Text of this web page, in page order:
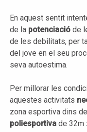
En aquest sentit
de la potenciació de
de les debilitats, per
del jove en el seu
seva autoestima.
Per millorar les
aquestes activitats
zona esportiva dins
poliesportiva de 32m